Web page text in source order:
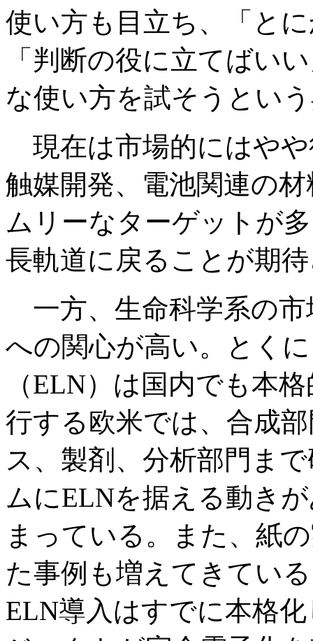
使い方も目立ち、「と
「判断の役に立てばい
な使い方を試そうとい
現在は市場的にはや
触媒開発、電池関連の
ムリーなターゲットが
長軌道に戻ることが期
一方、生命科学系の市
への関心が高い。とく
（ELN）は国内でも本
行する欧米では、合成
ス、製剤、分析部門ま
ムにELNを据える動き
まっている。また、紙
た事例も増えてきてい
ELN導入はすでに本格